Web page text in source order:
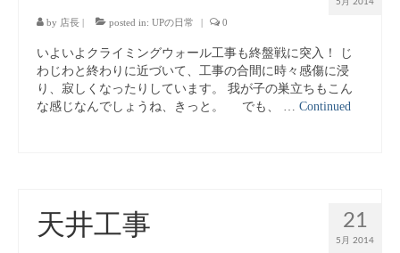
よくある質問
姿勢と健康・スポーツパフォーマンス
About Us
5月 2014
by 店長 | posted in: UPの日常 | 0
いよいよクライミングウォール工事も終盤戦に突入！ じ
わじわと終わりに近づいて、工事の合間に時々感傷に浸
り、寂しくなったりしています。 我が子の巣立ちもこん
な感じなんでしょうね、きっと。 でも、 … Continued
21
5月 2014
天井工事